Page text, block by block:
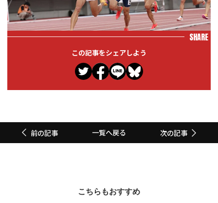
SHARE
この記事をシェアしよう
前の記事 一覧へ戻る 次の記事
こちらもおすすめ